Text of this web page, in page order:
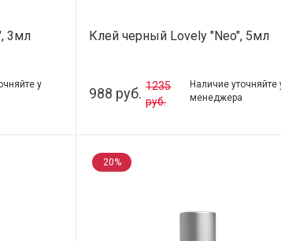
3мл
у
Клей черный Lovely "Neo", 5мл
988 руб. 1235
руб.
Наличие уточняйте
менеджера
20%